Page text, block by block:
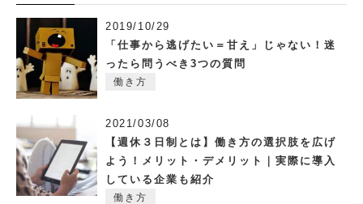
2019/10/29
「仕事から逃げたい＝甘え」じゃない！迷
ったら問うべき3つの質問
働き方
2021/03/08
【週休３日制とは】働き方の選択肢を広げ
よう！メリット・デメリット｜実際に導入
している企業も紹介
働き方